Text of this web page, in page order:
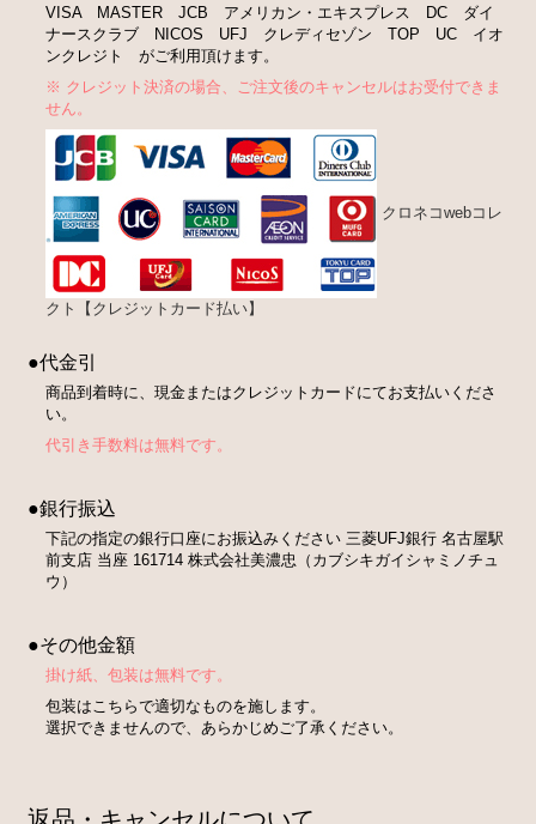
VISA MASTER JCB アメリカン・エキスプレス DC ダイ
ナースクラブ NICOS UFJ クレディセゾン TOP UC イオ
ンクレジト がご利用頂けます。
※ クレジット決済の場合、ご注文後のキャンセルはお受付できま
せん。
クロネコwebコレ
クト【クレジットカード払い】
●代金引
商品到着時に、現金またはクレジットカードにてお支払いくださ
い。
代引き手数料は無料です。
●銀行振込
下記の指定の銀行口座にお振込みください 三菱UFJ銀行 名古屋駅
前支店 当座 161714 株式会社美濃忠（カブシキガイシャミノチュ
ウ）
●その他金額
掛け紙、包装は無料です。
包装はこちらで適切なものを施します。
選択できませんので、あらかじめご了承ください。